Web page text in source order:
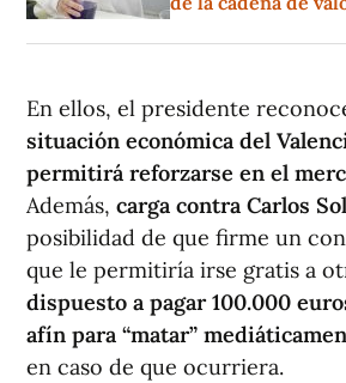
En ellos, el presidente
situación económica del
permitirá reforzarse en el
Además, carga contra Carlos
posibilidad de que firme un
que le permitiría irse gratis a
dispuesto a pagar 100.000
afín para “matar”
en caso de que ocurriera.